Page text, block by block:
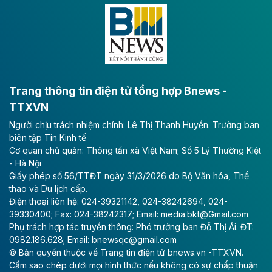
Đông A dài khoảng 25,1 km được kỳ vọng sẽ tạo động
lực phát triển kinh tế - xã hội khu vực phía Nam đồng
Long Thành
Tổng công ty Cảng hàng không Việt Nam - CTCP
(ACV) vừa lập kỷ lục mới về lợi nhuận trong quý
II/2026.
Theo baodautu.vn
Vinaconex lập đỉnh doanh thu
Tổng CTCP Xuất nhập khẩu và Xây dựng Việt Nam
(Vinaconex) đã khép lại nửa đầu năm với doanh thu
thuần gần 7.268 tỷ đồng, tăng 4% so với cùng kỳ và
cũng là mức cao nhất lịch sử hoạt động của doanh
nghiệp.
Trang thông tin điện tử tổng hợp Bnews -
TTXVN
Người chịu trách nhiệm chính: Lê Thị Thanh Huyền. Trưởng ban
biên tập Tin Kinh tế
Cơ quan chủ quản: Thông tấn xã Việt Nam; Số 5 Lý Thường Kiệt
- Hà Nội
Giấy phép số 56/TTĐT ngày 31/3/2026 do Bộ Văn hóa, Thể
thao và Du lịch cấp.
Điện thoại liên hệ: 024-39321142, 024-38242694, 024-
39330400; Fax: 024-38242317; Email: media.bkt@Gmail.com
Phụ trách hợp tác truyền thông: Phó trưởng ban Đỗ Thị Ái. ĐT:
0982.186.628; Email: bnewsqc@gmail.com
© Bản quyền thuộc về Trang tin điện tử bnews.vn -TTXVN.
Cấm sao chép dưới mọi hình thức nếu không có sự chấp thuận